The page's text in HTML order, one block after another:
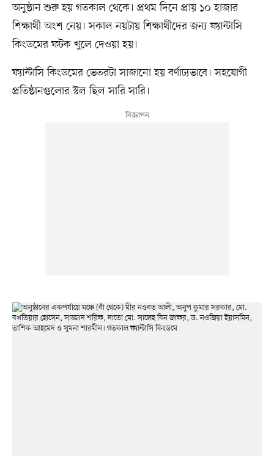
অনুষ্ঠান শুরু হয় গতকাল থেকে। প্রথম দিনে প্রায় ১০ হাজার
শিক্ষার্থী অংশ নেয়। সকাল নয়টায় শিক্ষার্থীদের জন্য ফ্যান্টাসি
কিংডমের ফটক খুলে দেওয়া হয়।
ফ্যান্টাসি কিংডমের ভেতরটা সাজানো হয় বর্ণাঢ্যভাবে। সহযোগী
প্রতিষ্ঠানগুলোর স্টল ছিল সারি সারি।